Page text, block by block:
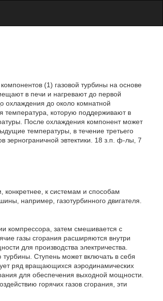
(1) газовой турбины на основе
в печи и нагревают до первой
охлаждения до около комнатной
температура, которую поддерживают в
После охлаждения компонент может
температуры, в течение третьего
зернограничной эвтектики. 18 з.п. ф-лы, 7
конкретнее, к системам и способам
например, газотурбинного двигателя.
компрессора, затем смешивается с
газы сгорания расширяются внутри
для производства электричества.
Ступень может включать в себя
ряд вращающихся аэродинамических
для обеспечения выходной мощности.
горячих газов сгорания, эти